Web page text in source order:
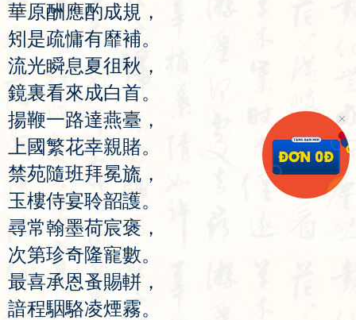
華原酬 應酌成規 ，
矧 是疏慵有靡補。
流光瞬息夏徂秋 ，
鏡裏看來成白首。
揚鞭一路達燕臺 ，
上 國繁花幸親賭。
禁苑隨班拜冕旒 ，
玉樓侍宴聆韶護。
尋常翰墨荷宸褒 ，
次第珍奇隆寵數。
最喜承恩蚤賜軿 ，
諳程駰駱凌煙霧。